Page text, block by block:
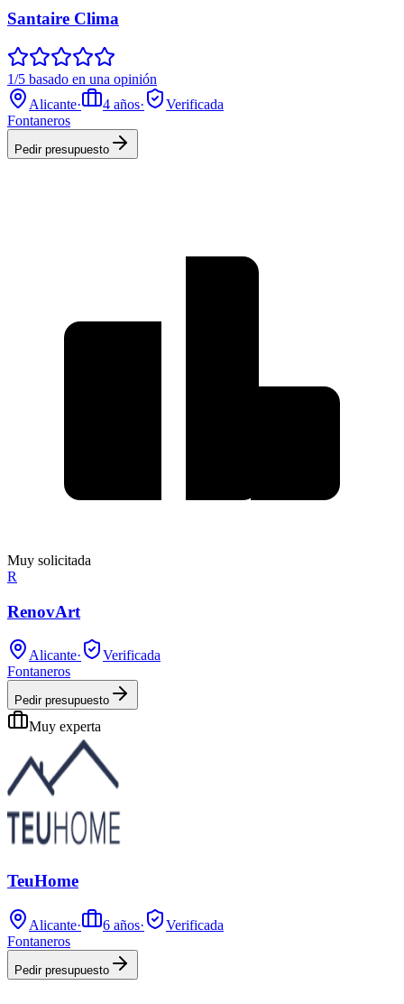
Santaire Clima
1/5 basado en una opinión
Alicante· 4 años·
Verificada
Fontaneros
Pedir presupuesto
Muy solicitada
R
RenovArt
Alicante·
Verificada
Fontaneros
Pedir presupuesto
Muy experta
TeuHome
Alicante· 6 años·
Verificada
Fontaneros
Pedir presupuesto